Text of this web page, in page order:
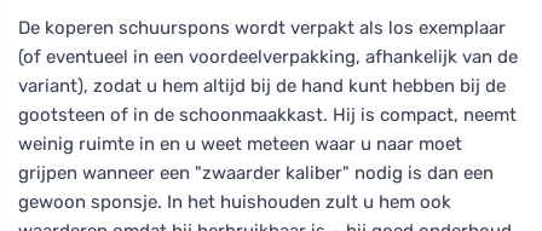
De koperen schuurspons wordt verpakt als los exemplaar
(of eventueel in een voordeelverpakking, afhankelijk van de
variant), zodat u hem altijd bij de hand kunt hebben bij de
gootsteen of in de schoonmaakkast. Hij is compact, neemt
weinig ruimte in en u weet meteen waar u naar moet
grijpen wanneer een "zwaarder kaliber" nodig is dan een
gewoon sponsje. In het huishouden zult u hem ook